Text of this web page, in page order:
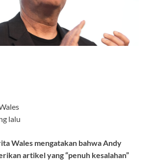
lalu
Wales mengatakan bahwa Andy
artikel yang “penuh kesalahan”